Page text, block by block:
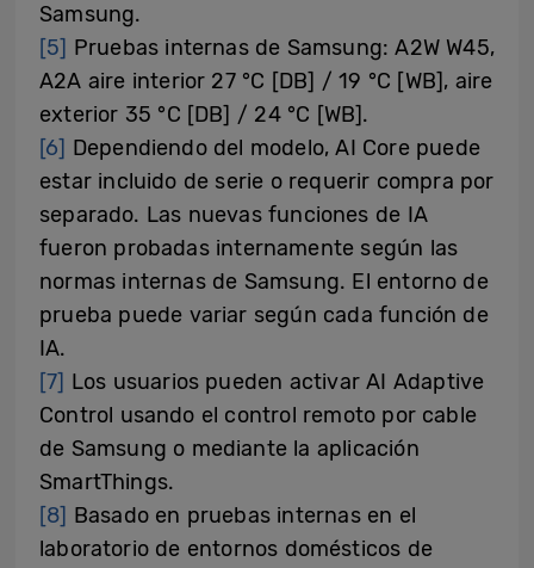
Samsung.
[5] Pruebas internas de Samsung: A2W W45,
A2A aire interior 27 °C [DB] / 19 °C [WB], aire
exterior 35 °C [DB] / 24 °C [WB].
[6] Dependiendo del modelo, AI Core puede
estar incluido de serie o requerir compra por
separado. Las nuevas funciones de IA
fueron probadas internamente según las
normas internas de Samsung. El entorno de
prueba puede variar según cada función de
IA.
[7] Los usuarios pueden activar AI Adaptive
Control usando el control remoto por cable
de Samsung o mediante la aplicación
SmartThings.
[8] Basado en pruebas internas en el
laboratorio de entornos domésticos de